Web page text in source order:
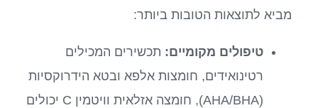
מביא לתוצאות הטובות ביותר:
טיפולים מקומיים: תכשירים המכילים
רטינואידים, חומצות אלפא ובטא הידרוקסיות
(AHA/BHA), חומצה אזלאית וויטמין C יכולים